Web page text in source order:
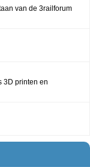
van de 3railforum
3D printen en